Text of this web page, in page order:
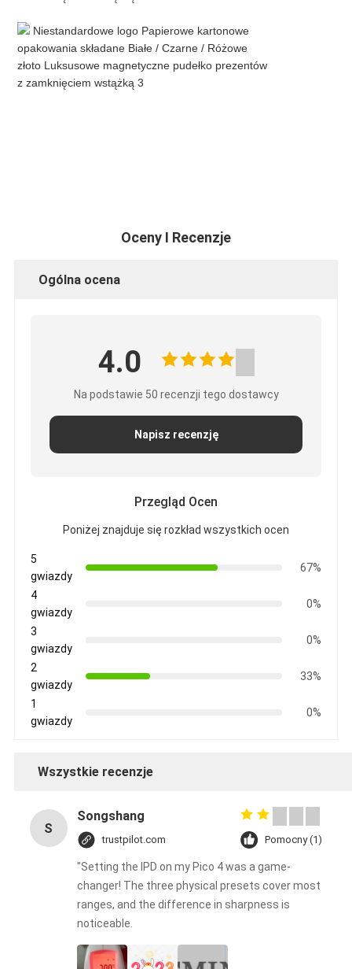
Oceny I Recenzje
Ogólna ocena
4.0
Na podstawie 50 recenzji tego dostawcy
Napisz recenzję
Przegląd Ocen
Poniżej znajduje się rozkład wszystkich ocen
5
gwiazdy
67%
4
gwiazdy
0%
3
gwiazdy
0%
2
gwiazdy
33%
1
gwiazdy
0%
Wszystkie recenzje
S
Songshang
trustpilot.com Pomocny (1)
"Setting the IPD on my Pico 4 was a game-
changer! The three physical presets cover most
ranges, and the difference in sharpness is
noticeable.